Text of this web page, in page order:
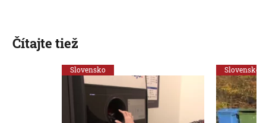
Čítajte tiež
Slovensko Slovensko